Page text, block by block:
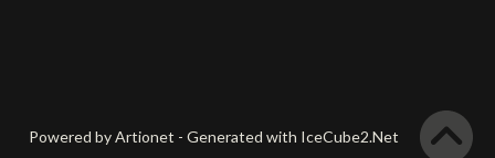
Powered by Artionet - Generated with IceCube2.Net